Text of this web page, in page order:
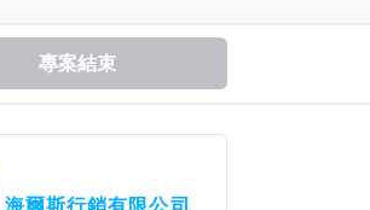
專案結束